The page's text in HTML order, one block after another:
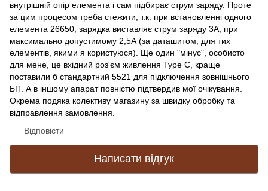
внутрішній опір елемента і сам підбирає струм заряду. Проте
за цим процесом треба стежити, т.к. при встановленні одного
елемента 26650, зарядка виставляє струм заряду 3А, при
максимально допустимому 2,5А (за даташитом, для тих
елементів, якими я користуюся). Ще один "мінус", особисто
для мене, це вхідний роз'єм живлення Type C, краще
поставили б стандартний 5521 для підключення зовнішнього
БП. А в іншому апарат повністю підтвердив мої очікування.
Окрема подяка колективу магазину за швидку обробку та
відправлення замовлення.
Відповісти
Написати відгук